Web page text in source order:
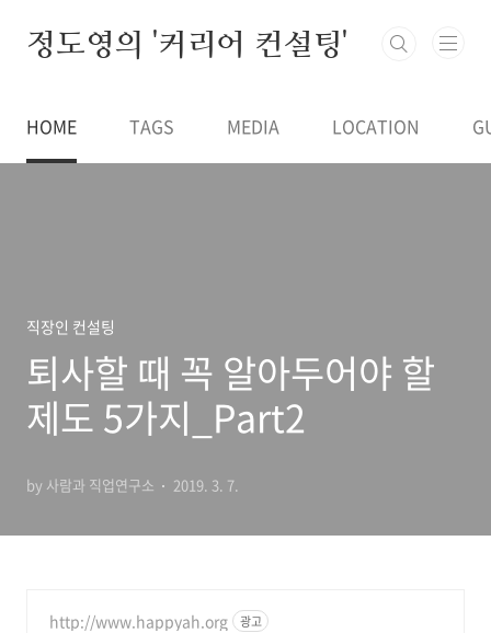
정도영의 '커리어 컨설팅'
HOME TAGS MEDIA LOCATION
직장인 컨설팅
퇴사할 때 꼭 알아두어야 할
제도 5가지_Part2
by 사람과 직업연구소 2019. 3. 7.
http://www.happyah.org 광고